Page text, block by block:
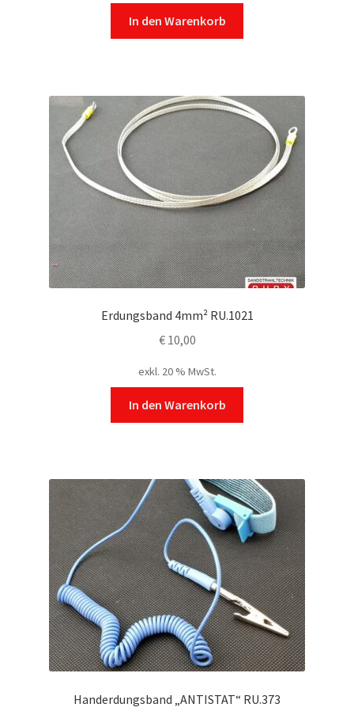
In den Warenkorb
Erdungsband 4mm² RU.1021
€10,00
exkl. 20 % MwSt.
In den Warenkorb
Handerdungsband „ANTISTAT“ RU.373